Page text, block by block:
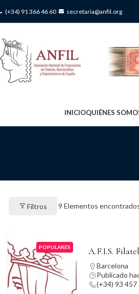
(+34) 91 366 46 60 secretaria@anfil.org
INICIOQUIÉNES
Filtros 9 Elementos
POPULARES A.F.I.S.
Barcelona
Publicado
(+34) 93 457